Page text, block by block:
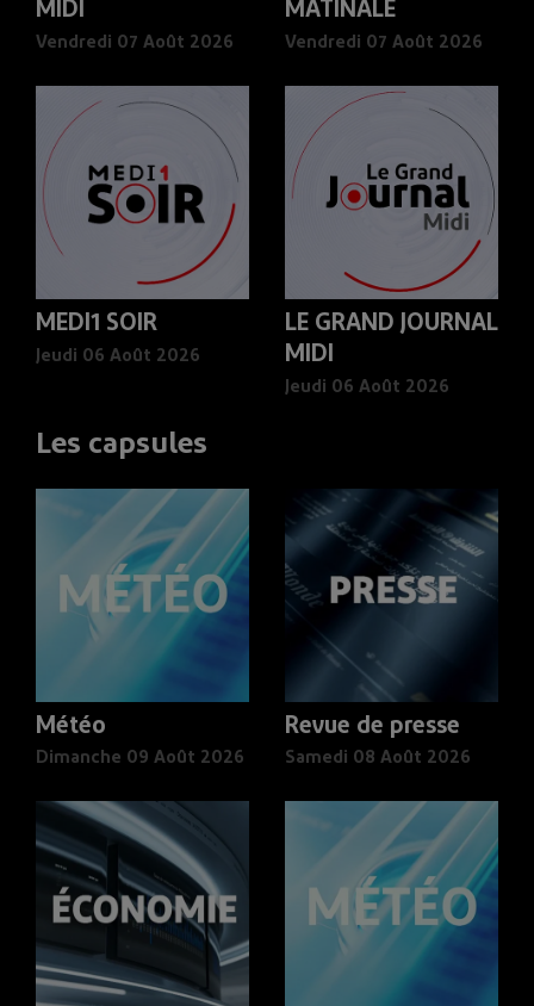
MIDI
Vendredi 07 Août 2026
MATINALE
Vendredi 07 Août 2026
MEDI1 SOIR
Jeudi 06 Août 2026
LE GRAND JOURNAL
MIDI
Jeudi 06 Août 2026
Les capsules
Météo
Dimanche 09 Août 2026
Revue de presse
Samedi 08 Août 2026